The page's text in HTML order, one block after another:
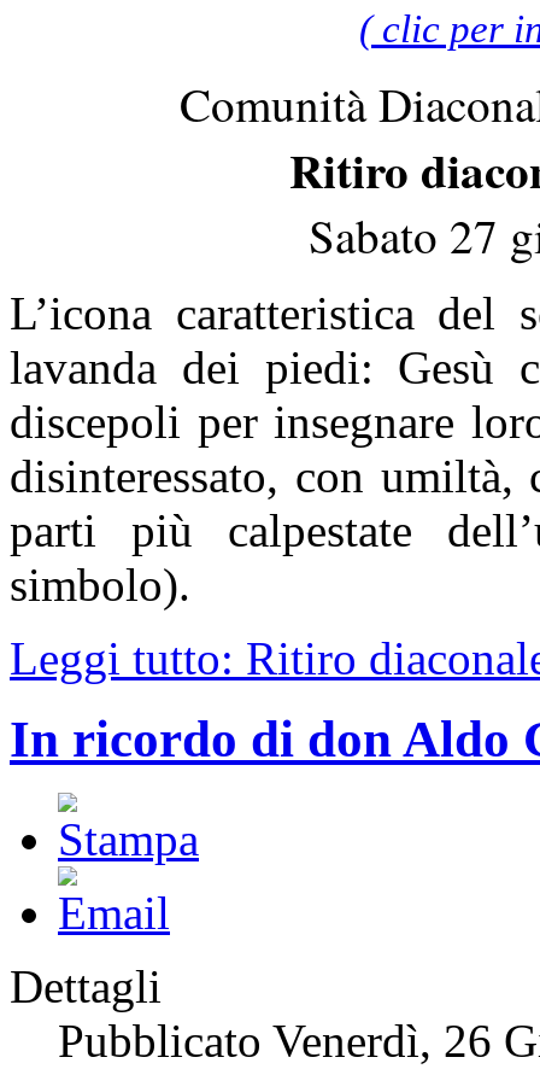
( clic per
Comunità
Ritiro
Sabato 27
L’icona caratteristica del
lavanda dei piedi:
discepoli per insegnare
disinteressato, con
parti più calpestate
simbolo).
Leggi tutto: Ritiro
In ricordo di don Aldo
Dettagli
Pubblicato Venerdì, 26